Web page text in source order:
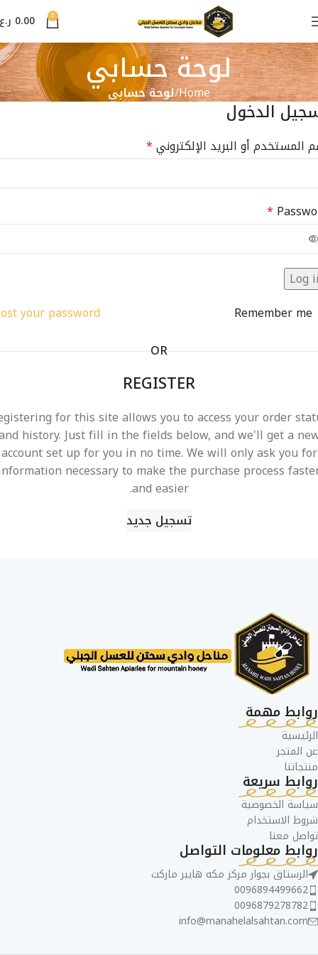
0
0.00
لوحة حسابي
Homeلوحة حسابي
الدخول
المستخدم أو البريد الإلكتروني*
*
Log
your password?
Remember me
OR
REGISTER
for this site allows you to access your order
history. Just fill in the fields below, and we'll get a
account set up for you in no time. We will only ask you for
necessary to make the purchase process
and easier.
تسجيل جديد
روابط مهمة
الرئيسية
عن المتجر
منتجاتنا
روابط سريعة
سياسة الخصوصية
شروط الاستخدام
تواصل معنا
روابط معلومات التواصل
الرستاق بجوار مركز مكه هايبر ماركت
0096894499662
0096879278782
info@manahelalsahtan.com